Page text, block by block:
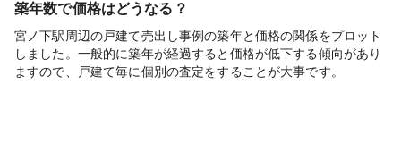
築年数で価格はどうなる？
宮ノ下駅周辺の戸建て売出し事例の築年と価格の関係をプロット
しました。一般的に築年が経過すると価格が低下する傾向があり
ますので、戸建て毎に個別の査定をすることが大事です。